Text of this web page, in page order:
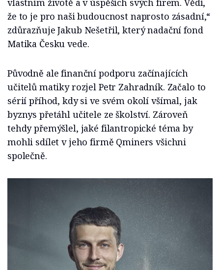
vlastním životě a v úspěších svých firem. Vědí,
že to je pro naši budoucnost naprosto zásadní,“
zdůrazňuje Jakub Nešetřil, který nadační fond
Matika Česku vede.
Původně ale finanční podporu začínajících
učitelů matiky rozjel Petr Zahradník. Začalo to
sérií příhod, kdy si ve svém okolí všímal, jak
byznys přetáhl učitele ze školství. Zároveň
tehdy přemýšlel, jaké filantropické téma by
mohli sdílet v jeho firmě Qminers všichni
společně.